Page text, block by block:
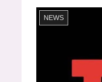
NEWS